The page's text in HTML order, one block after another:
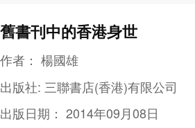
舊書刊中的香港身世
作者：楊國雄
出版社: 三聯書店(香港)有限公司
出版日期：2014年09月08日